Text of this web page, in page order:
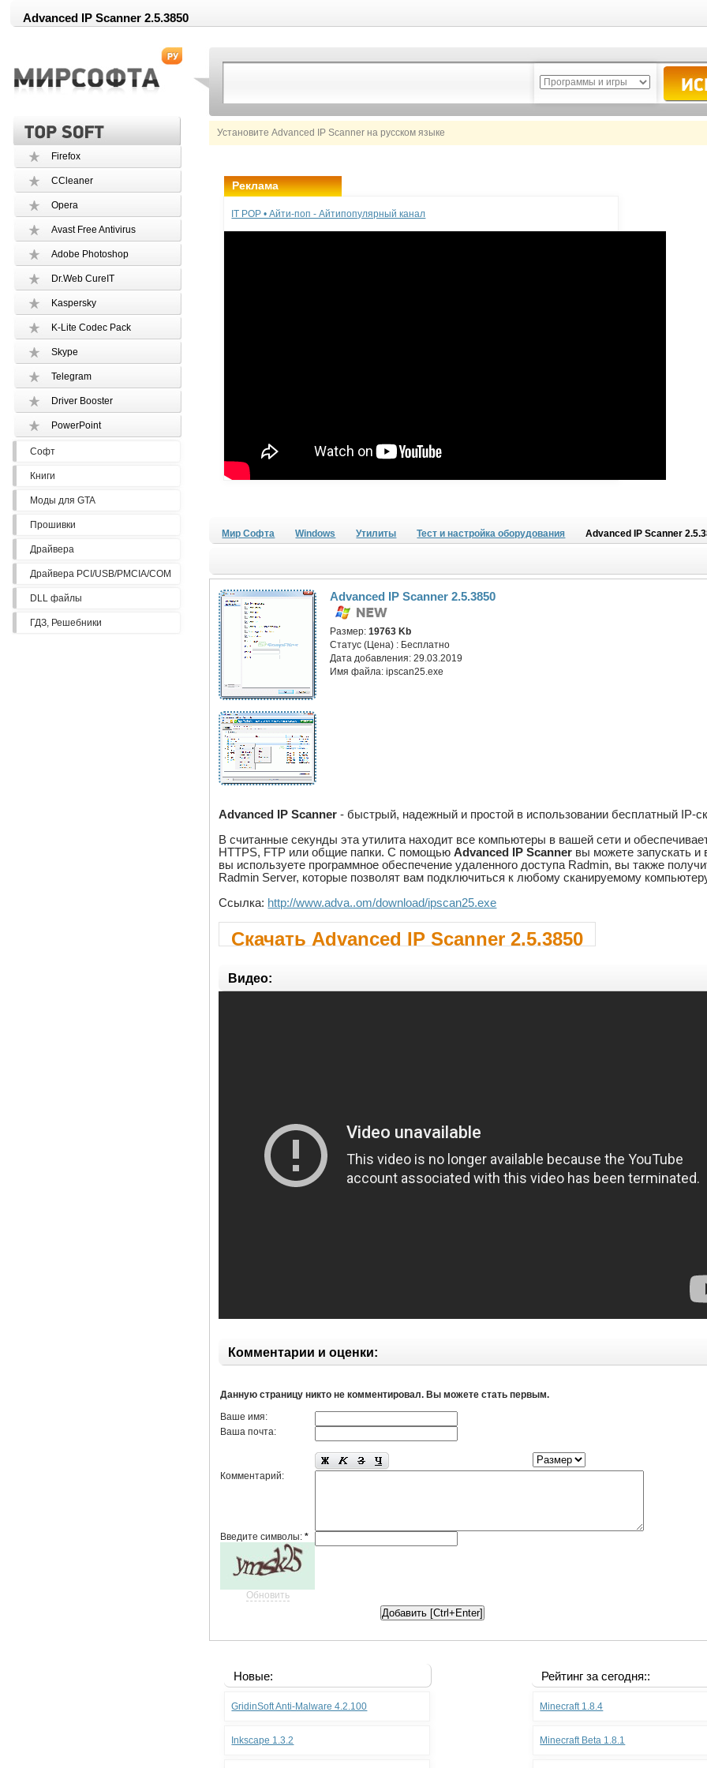
Advanced IP Scanner 2.5.3850
Установите Advanced IP Scanner на русском языке
Firefox
CCleaner
Opera
Avast Free Antivirus
Adobe Photoshop
Dr.Web CureIT
Kaspersky
K-Lite Codec Pack
Skype
Telegram
Driver Booster
PowerPoint
Софт
Книги
Моды для GTA
Прошивки
Драйвера
Драйвера PCI/USB/PMCIA/COM
DLL файлы
ГДЗ, Решебники
Реклама
IT POP • Айти-поп - Айтипопулярный канал
Мир Софта Windows Утилиты Тест и настройка оборудования Advanced IP Scanner
Advanced IP Scanner 2.5.3850
Размер:19763 Kb
Статус (Цена) : Бесплатно
Дата добавления:29.03.2019
Имя файла:ipscan25.exe
Advanced IP Scanner - быстрый, надежный и простой в использовании бесплатный IP-
В считанные секунды эта утилита находит все компьютеры в вашей сети и
HTTPS, FTP или общие папки. С помощьюAdvanced IP Scanner вы можете запускать
вы используете программное обеспечение удаленного доступа Radmin, вы также
Radmin Server, которые позволят вам подключиться к любому сканируемому
Ссылка: http://www.adva..om/download/ipscan25.exe
Скачать Advanced IP Scanner 2.5.3850
Видео:
Комментарии и оценки:
Данную страницу никто не комментировал. Вы можете стать первым.
Ваше имя:
Ваша почта:
Комментарий:
Введите символы:*
Обновить
Новые:
GridinSoft Anti-Malware 4.2.100
Inkscape 1.3.2
Рейтинг за сегодня::
Minecraft 1.8.4
Minecraft Beta 1.8.1